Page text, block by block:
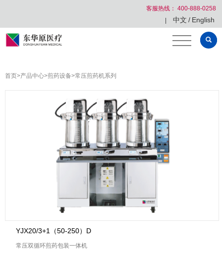
客服热线： 400-888-0258
中文 / English
首页>产品中心>煎药设备>常压煎药机系列
YJX20/3+1（50-250）D
常压双循环煎药包装一体机